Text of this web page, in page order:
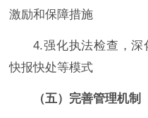
激励和保障措施
4.强化执法检查，
快报快处等模式
（五）完善管理机制